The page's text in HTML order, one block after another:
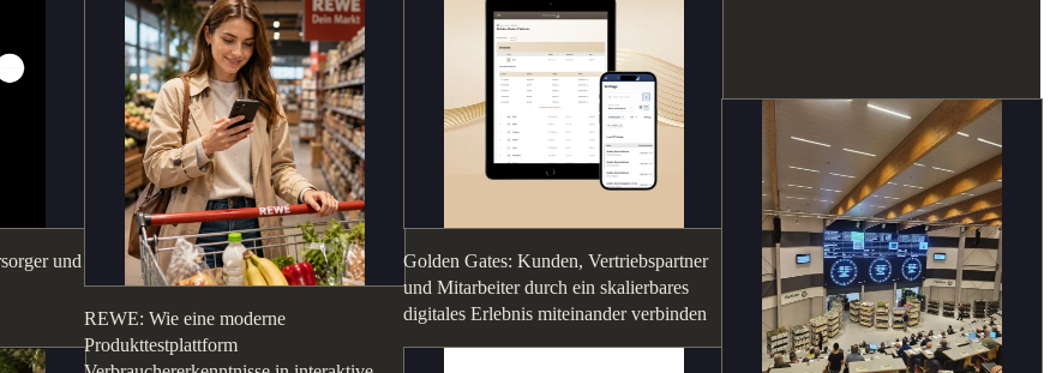
und
REWE: Wie eine moderne
Produkttestplattform
Golden Gates: Kunden, Vertriebspartner
und Mitarbeiter durch ein skalierbares
digitales Erlebnis miteinander verbinden